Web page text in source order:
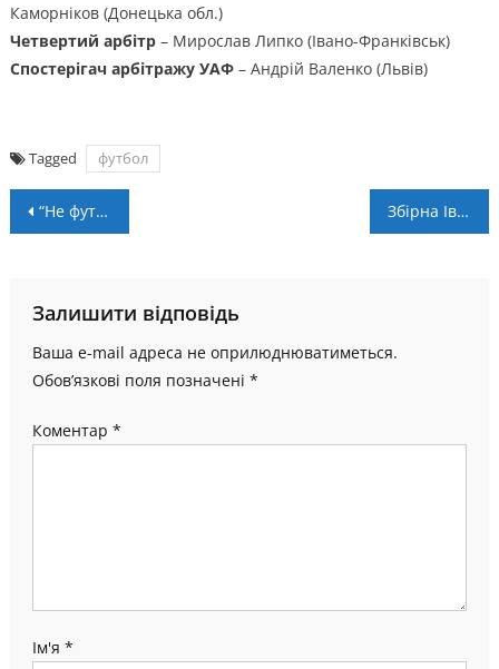
Каморніков (Донецька обл.)
Четвертий арбітр– Мирослав Липко (Івано-Франківськ)
Спостерігач арбітражу УАФ – Андрій Валенко (Львів)
Tagged футбол
Навігація
“Не футболіст”. Брутальний футбол провів благодійний турнір у Львові (ВІДЕО) Збірна Івано-Франківщини здобула дебютну перемогу на чемпіонаті світу
Залишити відповідь
Ваша e-mail адреса не оприлюднюватиметься.
Обов’язкові поля позначені *
Коментар *
Ім'я *